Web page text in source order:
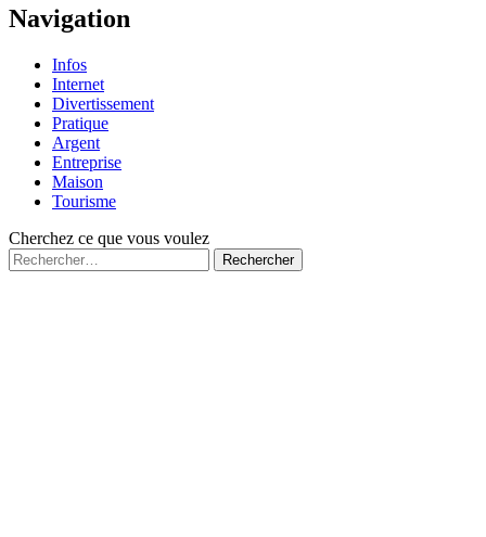
page
Navigation
Infos
Internet
Divertissement
Pratique
Argent
Entreprise
Maison
Tourisme
Cherchez ce que vous voulez
Rechercher :